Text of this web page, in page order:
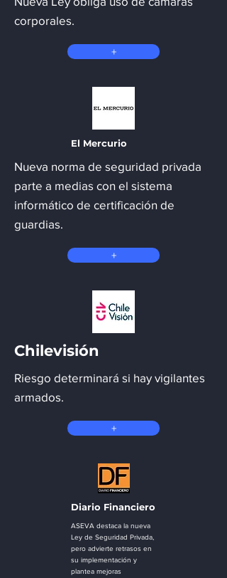
corporales.
+
El Mercurio
Nueva norma de seguridad privada
parte a medias con el sistema
informático de certificación de
guardias.
+
Chilevisión
Riesgo determinará si hay vigilantes
armados.
+
Diario Financiero
ASEVA destaca la nueva
Ley de Seguridad Privada,
pero advierte retrasos en
su implementación y
plantea mejoras